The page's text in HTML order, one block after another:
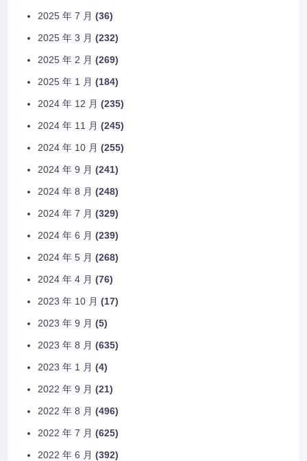
2025 年 7 月 (36)
2025 年 3 月 (232)
2025 年 2 月 (269)
2025 年 1 月 (184)
2024 年 12 月 (235)
2024 年 11 月 (245)
2024 年 10 月 (255)
2024 年 9 月 (241)
2024 年 8 月 (248)
2024 年 7 月 (329)
2024 年 6 月 (239)
2024 年 5 月 (268)
2024 年 4 月 (76)
2023 年 10 月 (17)
2023 年 9 月 (5)
2023 年 8 月 (635)
2023 年 1 月 (4)
2022 年 9 月 (21)
2022 年 8 月 (496)
2022 年 7 月 (625)
2022 年 6 月 (392)